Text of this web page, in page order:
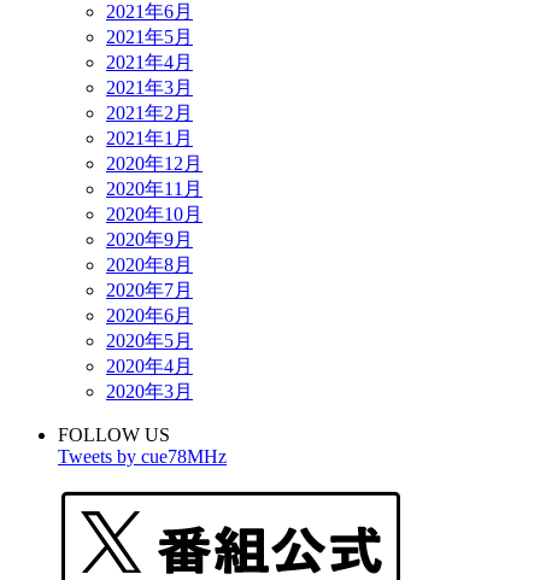
2021年6月
2021年5月
2021年4月
2021年3月
2021年2月
2021年1月
2020年12月
2020年11月
2020年10月
2020年9月
2020年8月
2020年7月
2020年6月
2020年5月
2020年4月
2020年3月
FOLLOW US
Tweets by cue78MHz